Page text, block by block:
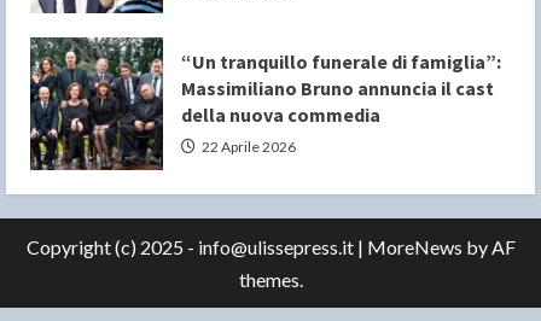
“Un tranquillo funerale di famiglia”:
Massimiliano Bruno annuncia il cast
della nuova commedia
22 Aprile 2026
Copyright (c) 2025 - info@ulissepress.it | MoreNews by AF
themes.